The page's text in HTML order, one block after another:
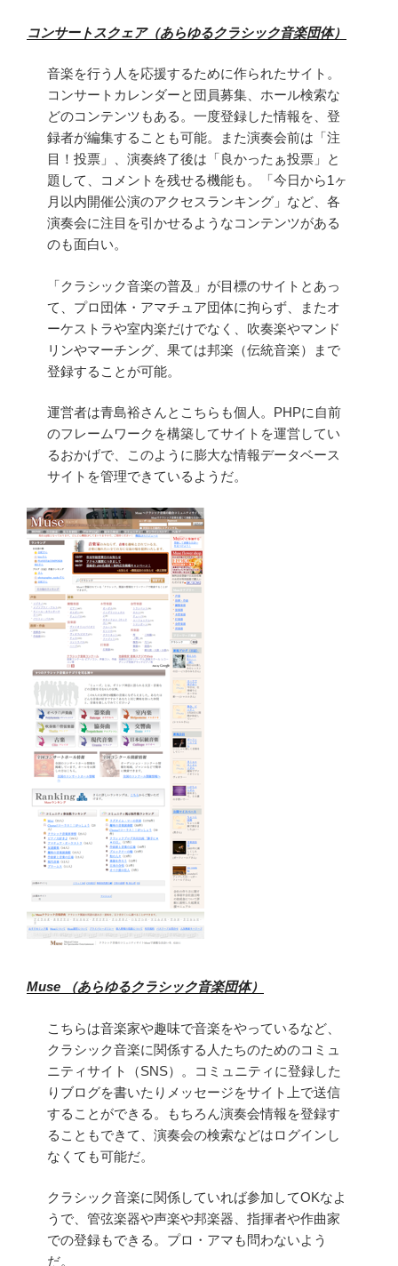
コンサートスクェア（あらゆるクラシック音楽団体）
音楽を行う人を応援するために作られたサイト。
コンサートカレンダーと団員募集、ホール検索な
どのコンテンツもある。一度登録した情報を、登
録者が編集することも可能。また演奏会前は「注
目！投票」、演奏終了後は「良かったぁ投票」と
題して、コメントを残せる機能も。「今日から1ヶ
月以内開催公演のアクセスランキング」など、各
演奏会に注目を引かせるようなコンテンツがある
のも面白い。
「クラシック音楽の普及」が目標のサイトとあっ
て、プロ団体・アマチュア団体に拘らず、またオ
ーケストラや室内楽だけでなく、吹奏楽やマンド
リンやマーチング、果ては邦楽（伝統音楽）まで
登録することが可能。
運営者は青島裕さんとこちらも個人。PHPに自前
のフレームワークを構築してサイトを運営してい
るおかげで、このように膨大な情報データベース
サイトを管理できているようだ。
Muse （あらゆるクラシック音楽団体）
こちらは音楽家や趣味で音楽をやっているなど、
クラシック音楽に関係する人たちのためのコミュ
ニティサイト（SNS）。コミュニティに登録した
りブログを書いたりメッセージをサイト上で送信
することができる。もちろん演奏会情報を登録す
ることもできて、演奏会の検索などはログインし
なくても可能だ。
クラシック音楽に関係していれば参加してOKなよ
うで、管弦楽器や声楽や邦楽器、指揮者や作曲家
での登録もできる。プロ・アマも問わないよう
だ。